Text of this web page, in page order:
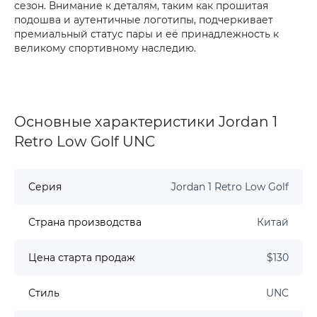
сезон. Внимание к деталям, таким как прошитая
подошва и аутентичные логотипы, подчеркивает
премиальный статус пары и её принадлежность к
великому спортивному наследию.
Основные характеристики Jordan 1
Retro Low Golf UNC
Серия Jordan 1 Retro Low Golf
Страна производства Китай
Цена старта продаж $130
Стиль UNC